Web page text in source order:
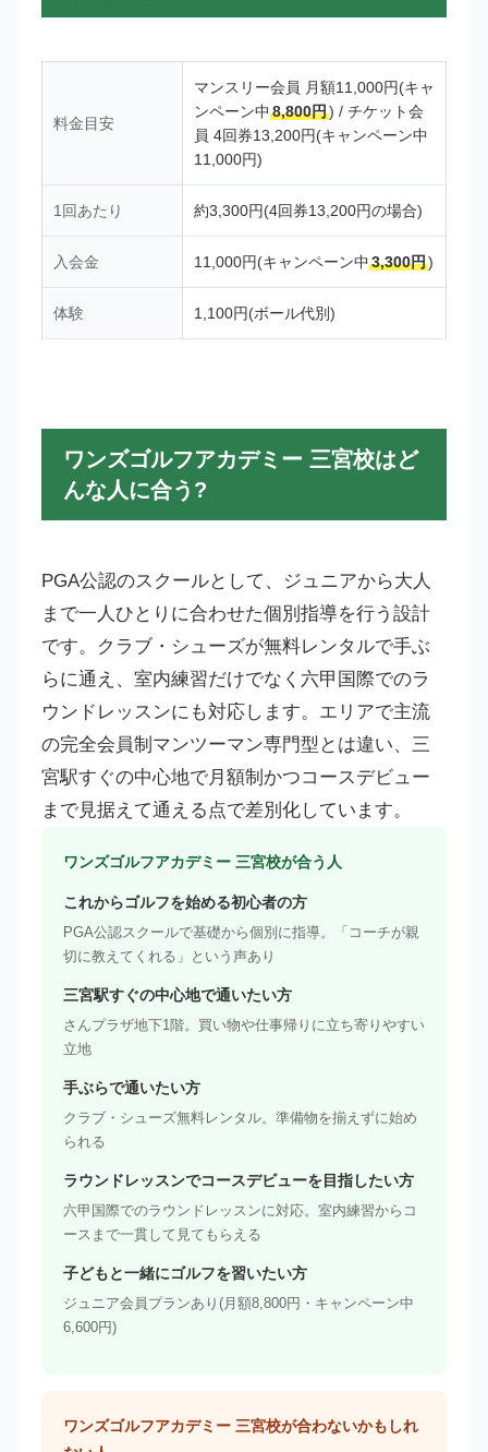
料金目安
マンスリー会員 月額11,000円(キャ
ンペーン中 8,800円) / チケット会
員 4回券13,200円(キャンペーン中
11,000円)
1回あたり 約3,300円(4回券13,200円の場合)
入会金 11,000円(キャンペーン中 3,300円)
体験 1,100円(ボール代別)
ワンズゴルフアカデミー 三宮校はど
んな人に合う?
PGA公認のスクールとして、ジュニアから大人
まで一人ひとりに合わせた個別指導を行う設計
です。クラブ・シューズが無料レンタルで手ぶ
らに通え、室内練習だけでなく六甲国際でのラ
ウンドレッスンにも対応します。エリアで主流
の完全会員制マンツーマン専門型とは違い、三
宮駅すぐの中心地で月額制かつコースデビュー
まで見据えて通える点で差別化しています。
ワンズゴルフアカデミー 三宮校が合う人
これからゴルフを始める初心者の方
PGA公認スクールで基礎から個別に指導。「コーチが親
切に教えてくれる」という声あり
三宮駅すぐの中心地で通いたい方
さんプラザ地下1階。買い物や仕事帰りに立ち寄りやすい
立地
手ぶらで通いたい方
クラブ・シューズ無料レンタル。準備物を揃えずに始め
られる
ラウンドレッスンでコースデビューを目指したい方
六甲国際でのラウンドレッスンに対応。室内練習からコ
ースまで一貫して見てもらえる
子どもと一緒にゴルフを習いたい方
ジュニア会員プランあり(月額8,800円・キャンペーン中
6,600円)
ワンズゴルフアカデミー 三宮校が合わないかもしれ